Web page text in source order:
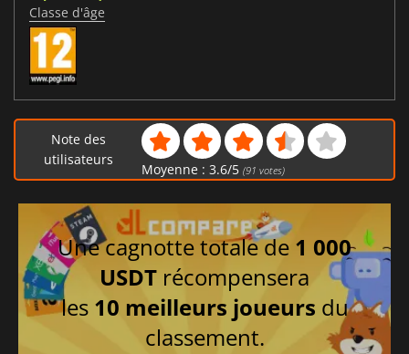
Classe d'âge
Note des
utilisateurs
Moyenne : 3.6/5 (91 votes)
Une cagnotte totale de 1 000
USDT récompensera
les 10 meilleurs joueurs du
classement.